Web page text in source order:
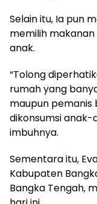
Selain itu, Ia pun
memilih
anak.
“Tolong
rumah yang
maupun pemanis
dikonsumsi
imbuhnya.
Sementara itu,
Kabupaten
Bangka Tengah,